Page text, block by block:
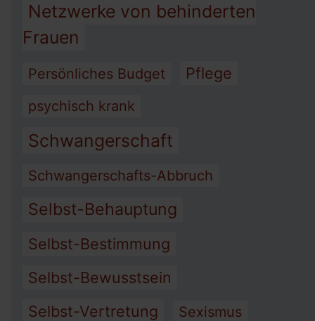
Netzwerke von behinderten
Frauen
Persönliches Budget Pflege
psychisch krank
Schwangerschaft
Schwangerschafts-Abbruch
Selbst-Behauptung
Selbst-Bestimmung
Selbst-Bewusstsein
Selbst-Vertretung
Sexismus